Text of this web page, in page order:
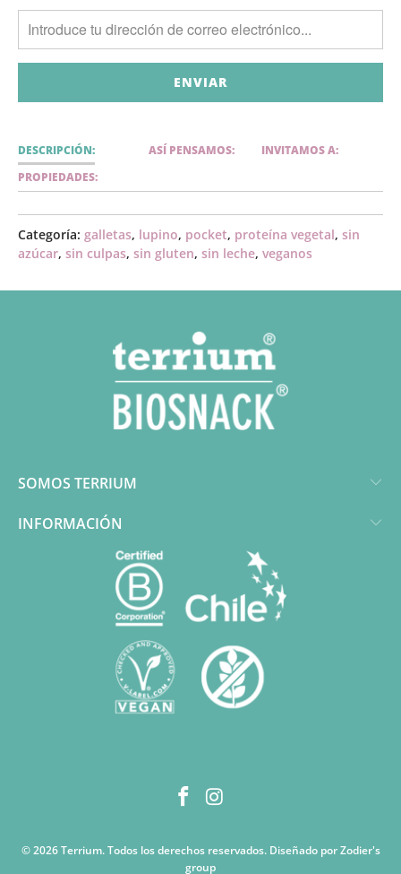
DESCRIPCIÓN: ASÍ PENSAMOS:
INVITAMOS A:
PROPIEDADES:
Categoría: galletas, lupino, pocket, proteína vegetal, sin
azúcar, sin culpas, sin gluten, sin leche, veganos
SOMOS TERRIUM
INFORMACIÓN
© 2026Terrium. Todos los derechos reservados. Diseñado por Zodier's
group